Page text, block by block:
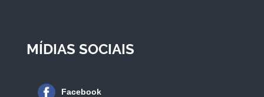
MÍDIAS SOCIAIS
Facebook